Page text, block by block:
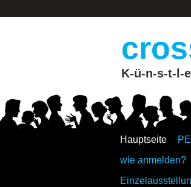
K-ü-n-s-t-l-
Hauptseite
wie anmelden?